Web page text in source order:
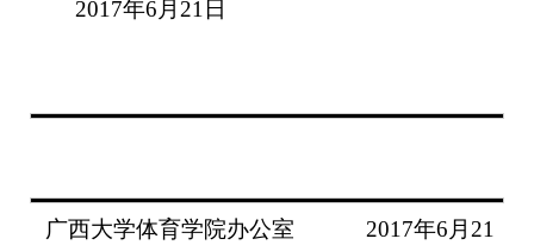
2017年6月21日
广西大学体育学院办公室 2017年6月21